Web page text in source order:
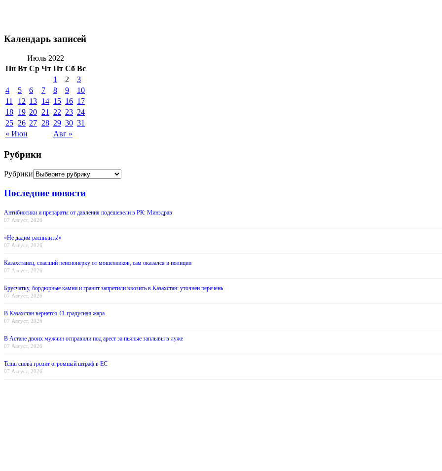
Календарь записей
Июль 2022
Пн Вт Ср Чт Пт Сб Вс
« Июн Авг »
1 2
3
4
5 6 7 8 9
10
11
12 13 14 15 16 17
18 19 20 21 22 23 24
25 26 27 28 29 30 31
Рубрики
Рубрики
Последние новости
Антибиотики и препараты от давления подешевели в РК: Минздрав
07 Август, 2026
«Не дадим распилить!»
07 Август, 2026
Казахстанец, спасший пенсионерку от мошенников, сам оказался в полиции
07 Август, 2026
Брусчатку, бордюрные камни и гранит запретили ввозить в Казахстан: уточнен перечень
07 Август, 2026
В Казахстан вернется 41-градусная жара
07 Август, 2026
В Астане двоих мужчин отправили под арест за пьяные заплывы в луже
07 Август, 2026
Temu снова грозит огромный штраф в ЕС
07 Август, 2026